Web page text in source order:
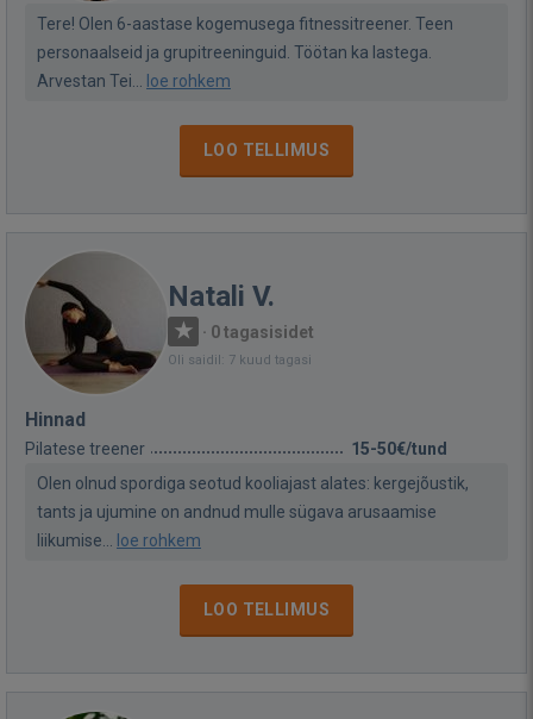
Tere! Olen 6-aastase kogemusega fitnessitreener. Teen
personaalseid ja grupitreeninguid. Töötan ka lastega.
Arvestan Tei...
loe rohkem
LOO TELLIMUS
Natali V.
· 0 tagasisidet
Oli saidil: 7 kuud tagasi
Hinnad
Pilatese treener
15-50€/tund
Olen olnud spordiga seotud kooliajast alates: kergejõustik,
tants ja ujumine on andnud mulle sügava arusaamise
liikumise...
loe rohkem
LOO TELLIMUS